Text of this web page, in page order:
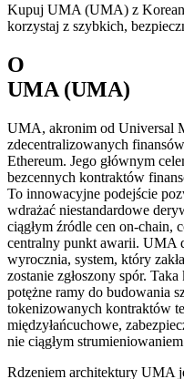
Kupuj UMA (UMA) z
korzystaj z szybkich,
O
UMA (UMA)
UMA, akronim od Universal
zdecentralizowanych
Ethereum. Jego głównym
bezcennych kontraktów
To innowacyjne podejście
wdrażać niestandardowe
ciągłym źródle cen on-chain,
centralny punkt awarii. UMA
wyrocznia, system, który
zostanie zgłoszony spór.
potężne ramy do budowania
tokenizowanych kontraktów
międzyłańcuchowe,
nie ciągłym
Rdzeniem architektury UMA